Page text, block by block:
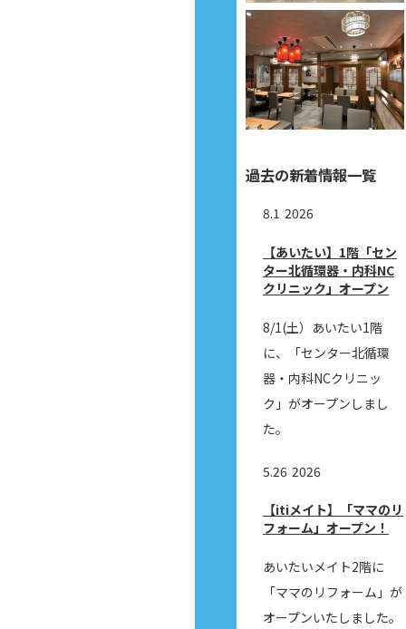
過去の新着情報一覧
8.1 2026
【あいたい】1階「セン
ター北循環器・内科NC
クリニック」オープン
8/1(土）あいたい1階
に、「センター北循環
器・内科NCクリニッ
ク」がオープンしまし
た。
5.26 2026
【itiメイト】「ママのリ
フォーム」オープン！
あいたいメイト2階に
「ママのリフォーム」が
オープンいたしました。